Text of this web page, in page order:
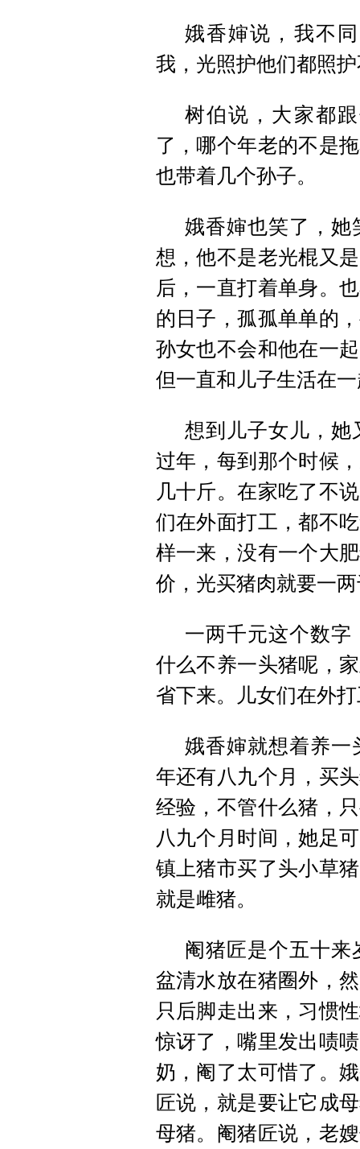
娥香婶说，我不
我，光照护他们都照
树伯说，大家都
了，哪个年老的不是
也带着几个孙子。
娥香婶也笑了，她
想，他不是老光棍又
后，一直打着单身。
的日子，孤孤单单的
孙女也不会和他在一
但一直和儿子生活在
想到儿子女儿，她
过年，每到那个时候
几十斤。在家吃了不
们在外面打工，都不
样一来，没有一个大
价，光买猪肉就要一
一两千元这个数
什么不养一头猪呢，
省下来。儿女们在外
娥香婶就想着养一
年还有八九个月，买
经验，不管什么猪，
八九个月时间，她足
镇上猪市买了头小草
就是雌猪。
阉猪匠是个五十
盆清水放在猪圈外，
只后脚走出来，习惯
惊讶了，嘴里发出啧
奶，阉了太可惜了。
匠说，就是要让它成
母猪。阉猪匠说，老